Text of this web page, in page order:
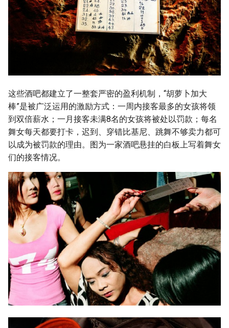
这些酒吧都建立了一整套严密的盈利机制，“胡萝卜加大
棒”是被广泛运用的激励方式：一周内接客最多的女孩将领
到双倍薪水；一月接客未满8名的女孩将被处以罚款；每名
舞女每天都要打卡，迟到、穿错比基尼、跳舞不够卖力都可
以成为被罚款的理由。图为一家酒吧悬挂的白板上写着舞女
们的接客情况。